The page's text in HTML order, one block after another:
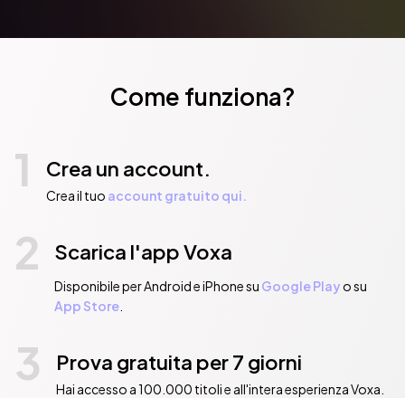
Come funziona?
1 Crea un account.
Crea il tuo account gratuito qui.
2 Scarica l'app Voxa
Disponibile per Android e iPhone su Google Playo su
App Store.
3 Prova gratuita per 7 giorni
Hai accesso a 100.000 titoli e all'intera esperienza Voxa.